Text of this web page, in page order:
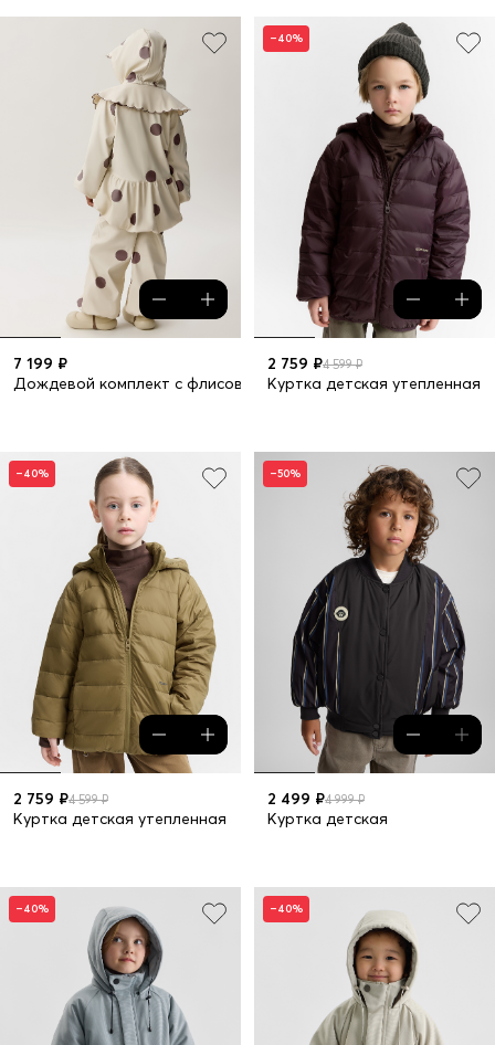
7 199 ₽
Дождевой комплект с флисовой подкладкой
–40%
2 759 ₽4 599 ₽
Куртка детская утепленная
–40%
2 759 ₽4 599 ₽
Куртка детская утепленная
–50%
2 499 ₽4 999 ₽
Куртка детская
–40% –40%